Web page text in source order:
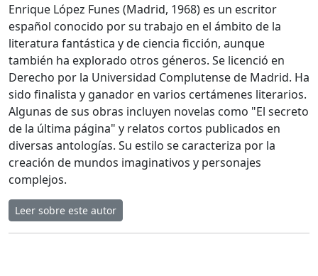
Enrique López Funes (Madrid, 1968) es un escritor
español conocido por su trabajo en el ámbito de la
literatura fantástica y de ciencia ficción, aunque
también ha explorado otros géneros. Se licenció en
Derecho por la Universidad Complutense de Madrid. Ha
sido finalista y ganador en varios certámenes literarios.
Algunas de sus obras incluyen novelas como "El secreto
de la última página" y relatos cortos publicados en
diversas antologías. Su estilo se caracteriza por la
creación de mundos imaginativos y personajes
complejos.
Leer sobre este autor